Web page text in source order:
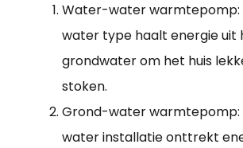
Water-water warmtepomp:
water type haalt energie uit
grondwater om het huis
stoken.
Grond-water warmtepomp:
water installatie onttrekt